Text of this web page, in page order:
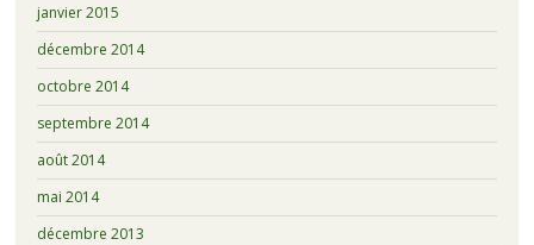
janvier 2015
décembre 2014
octobre 2014
septembre 2014
août 2014
mai 2014
décembre 2013